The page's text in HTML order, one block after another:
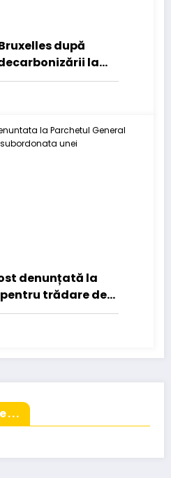
după
la
denunțată la
trădare de
unei…”